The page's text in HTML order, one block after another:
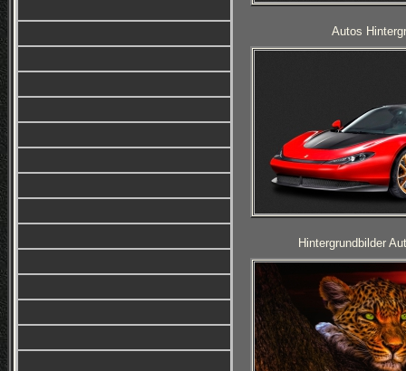
Autos
Hintergrundbilder